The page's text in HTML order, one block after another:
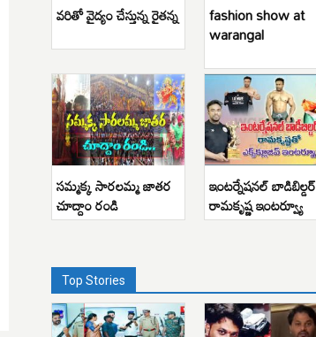
వరితో వైద్యం చేస్తున్న రైతన్న fashion show at
warangal
సమ్మక్క సారలమ్మ జాతర
చూద్దాం రండి
ఇంటర్నేషనల్ బాడిబిల్డర్
రామకృష్ణ ఇంటర్వ్యూ
Top Stories